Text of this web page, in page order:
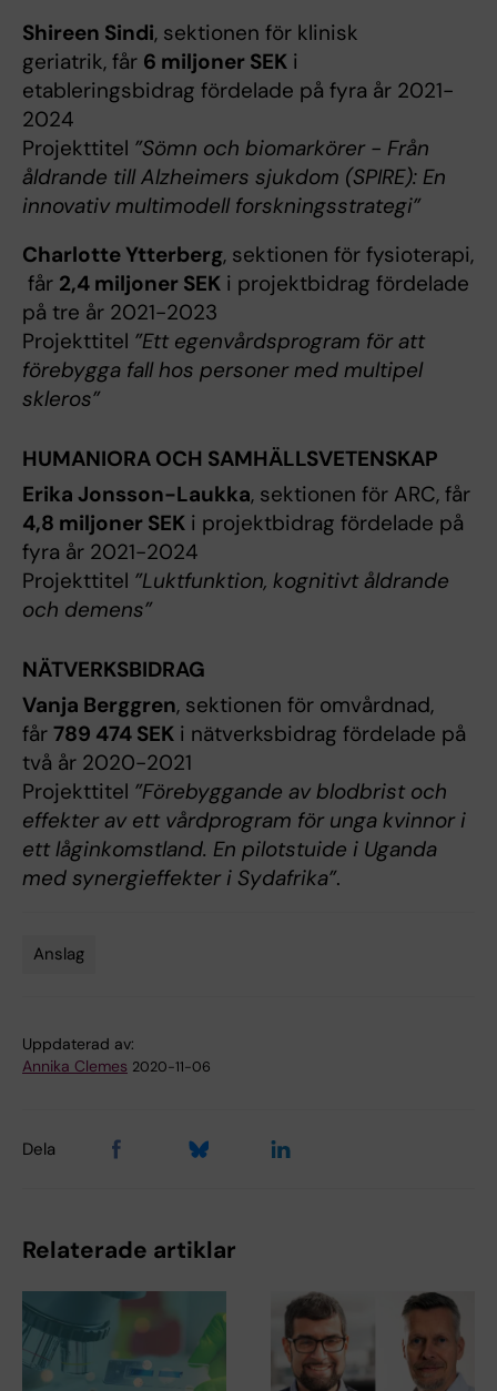
Shireen Sindi, sektionen för klinisk
geriatrik, får 6 miljoner SEK i
etableringsbidrag fördelade på fyra år 2021-
2024
Projekttitel ”Sömn och biomarkörer - Från
åldrande till Alzheimers sjukdom (SPIRE): En
innovativ multimodell forskningsstrategi”
Charlotte Ytterberg, sektionen för fysioterapi,
får 2,4 miljoner SEK i projektbidrag fördelade
på tre år 2021-2023
Projekttitel ”Ett egenvårdsprogram för att
förebygga fall hos personer med multipel
skleros”
HUMANIORA OCH SAMHÄLLSVETENSKAP
Erika Jonsson-Laukka, sektionen för ARC, får
4,8 miljoner SEK i projektbidrag fördelade på
fyra år 2021-2024
Projekttitel ”Luktfunktion, kognitivt åldrande
och demens”
NÄTVERKSBIDRAG
Vanja Berggren, sektionen för omvårdnad,
får 789 474 SEK i nätverksbidrag fördelade på
två år 2020-2021
Projekttitel ”Förebyggande av blodbrist och
effekter av ett vårdprogram för unga kvinnor i
ett låginkomstland. En pilotstuide i Uganda
med synergieffekter i Sydafrika”.
Anslag
Uppdaterad av:
Annika Clemes 2020-11-06
Dela
Relaterade artiklar